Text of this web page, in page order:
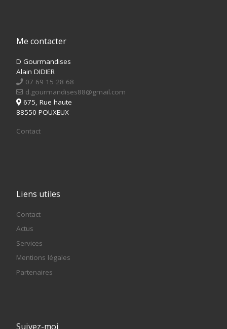
Me contacter
D Gourmandises
Alain DIDIER
07 69 15 28 68
d.gourmandises88@gmail.com
675, Rue haute
88550 POUXEUX
Contact
Liens utiles
Contact
Actus
Services
Mentions légales
Partenaires
Suivez-moi